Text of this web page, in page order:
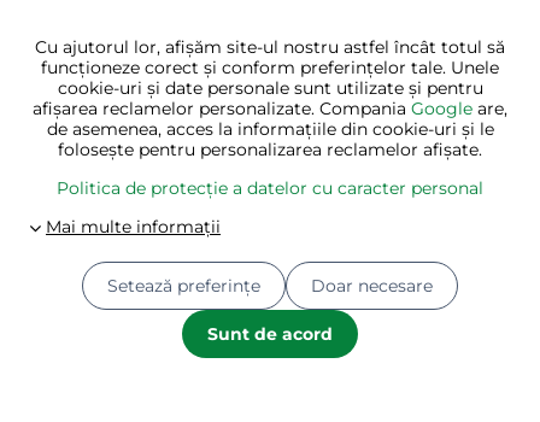
Comutator de presiune
PUMP cu cablu, 10 bar,
verde
✔ În stoc
160 lei
Sistem de filtrare cu nisip
✔ În stoc
710 lei
Cu ajutorul lor, afișăm site-ul nostru astfel încât totul să
funcționeze corect și conform preferințelor tale. Unele
cookie-uri și date personale sunt utilizate și pentru
afișarea reclamelor personalizate. Compania Google are,
de asemenea, acces la informațiile din cookie-uri și le
folosește pentru personalizarea reclamelor afișate.
Politica de protecție a datelor cu caracter personal
Setează preferințe
Sunt de acord
Doar necesare